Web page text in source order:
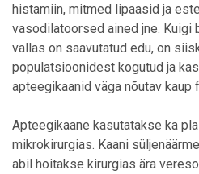
histamiin, mitmed lipaasid ja
vasodilatoorsed ained jne.
vallas on saavutatud edu, on
populatsioonidest kogutud ja
apteegikaanid väga nõutav
Apteegikaane kasutatakse ka
mikrokirurgias. Kaani
abil hoitakse kirurgias ära